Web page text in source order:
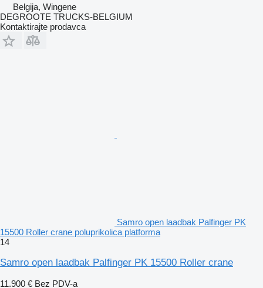
Belgija, Wingene
DEGROOTE TRUCKS-BELGIUM
Kontaktirajte prodavca
Samro open laadbak Palfinger PK
15500 Roller crane poluprikolica platforma
14
Samro open laadbak Palfinger PK 15500 Roller crane
11.900 € Bez PDV-a